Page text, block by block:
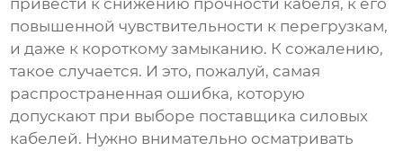
привести к снижению прочности кабеля, к его
повышенной чувствительности к перегрузкам,
и даже к короткому замыканию. К сожалению,
такое случается. И это, пожалуй, самая
распространенная ошибка, которую
допускают при выборе поставщика силовых
кабелей. Нужно внимательно осматривать